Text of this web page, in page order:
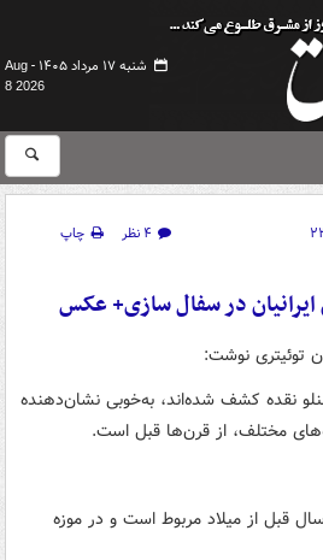
شنبه ۱۷ مرداد ۱۴۰۵ -
Aug
8 2026
۴ نظر
چاپ
در سفال سازی+ عکس
توئیتری نوشت:
نقده کشف شده‌اند، به‌خوبی نشان‌دهنده
مختلف، از قرن‌ها قبل است.
قیف سفالی به ۹۰۰-۸۰۰ سال قبل از میلاد مربوط است و در موزه